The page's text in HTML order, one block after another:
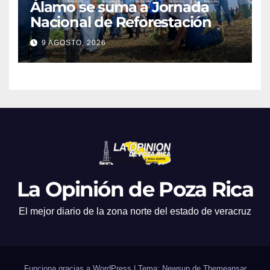
Álamo se suma a Jornada
Nacional de Reforestación
9 AGOSTO, 2026
La Opinión de Poza Rica
El mejor diario de la zona norte del estado de veracruz